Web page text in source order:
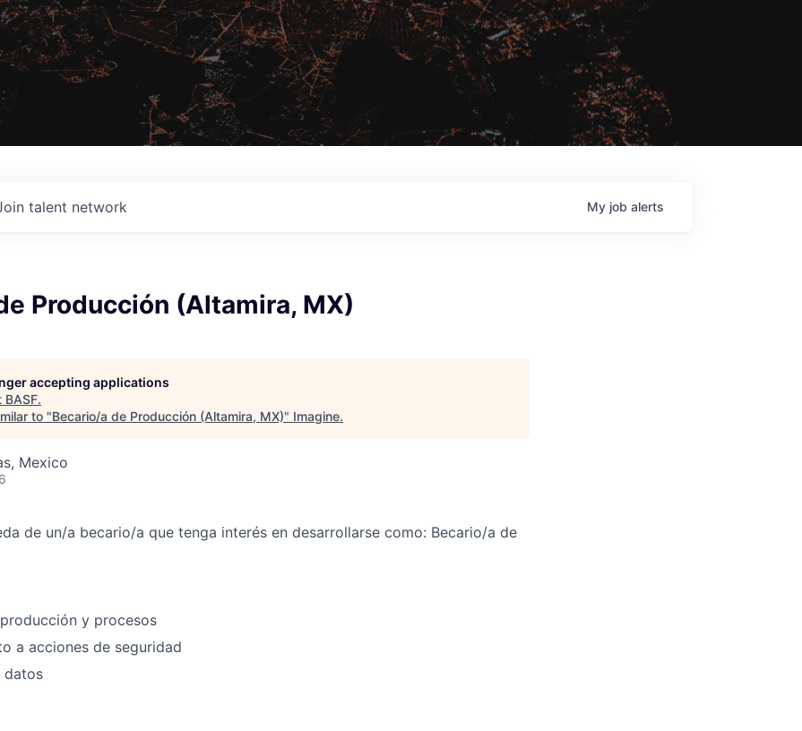
talent network My job alerts
Producción (Altamira, MX)
accepting applications
BASF.
to "Becario/a de Producción (Altamira, MX)" Imagine.
Mexico
de un/a becario/a que tenga interés en desarrollarse como: Becario/a de
y procesos
a acciones de seguridad
datos